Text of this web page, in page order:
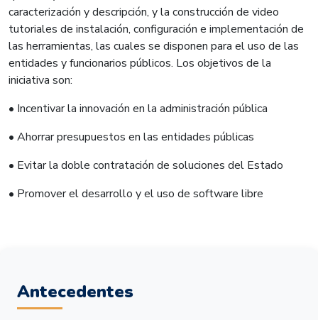
caracterización y descripción, y la construcción de video
tutoriales de instalación, configuración e implementación de
las herramientas, las cuales se disponen para el uso de las
entidades y funcionarios públicos. Los objetivos de la
iniciativa son:
• Incentivar la innovación en la administración pública
• Ahorrar presupuestos en las entidades públicas
• Evitar la doble contratación de soluciones del Estado
• Promover el desarrollo y el uso de software libre
Antecedentes